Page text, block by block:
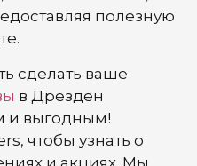
полезную
сделать ваше
в Дрезден
и выгодным!
чтобы узнать о
и акциях. Мы